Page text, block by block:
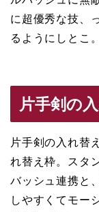
に超優秀な技、
るようにしとこ。
片手剣の
片手剣の入れ替
れ替え枠。スタ
バッシュ連携と
しやすくてモー